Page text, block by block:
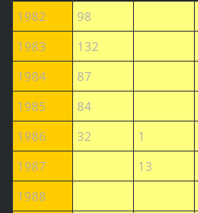
1982
98
1983
132
1984
87
1985
84
1986
32 1
1987
13
1988